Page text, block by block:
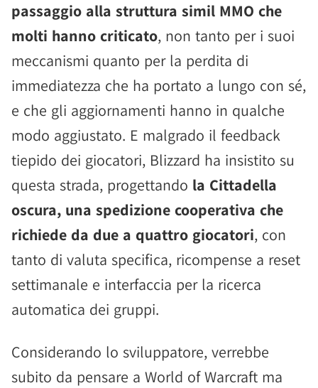
passaggio alla struttura simil MMO che
molti hanno criticato, non tanto per i suoi
meccanismi quanto per la perdita di
immediatezza che ha portato a lungo con sé,
e che gli aggiornamenti hanno in qualche
modo aggiustato. E malgrado il feedback
tiepido dei giocatori, Blizzard ha insistito su
questa strada, progettando la Cittadella
oscura, una spedizione cooperativa che
richiede da due a quattro giocatori, con
tanto di valuta specifica, ricompense a reset
settimanale e interfaccia per la ricerca
automatica dei gruppi.
Considerando lo sviluppatore, verrebbe
subito da pensare a World of Warcraft ma